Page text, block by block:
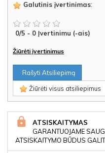
Galutinis įvertinimas:
0/5 - 0 Įvertinimu (-ais)
Žiūrėti įvertinimus
Rašyti Atsiliepimą
Žiūrėti visus atsiliepimus
ATSISKAITYMAS
GARANTUOJAME
ATSISKAITYMO BŪDUS